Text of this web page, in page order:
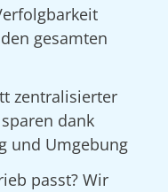
gesamten
zentralisierter
dank
und Umgebung
passt? Wir